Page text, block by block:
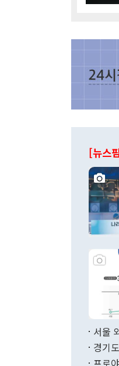
[뉴스
서울
경기